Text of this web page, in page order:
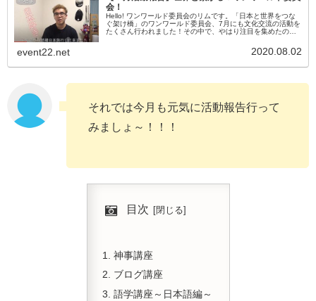
会！
Hello! ワンワールド委員会のリムです。「日本と世界をつな
ぐ架け橋」のワンワールド委員会、7月にも文化交流の活動を
たくさん行われました！その中で、やはり注目を集めたのが
event22.net 2020.08.02
それでは今月も元気に活動報告行って
みましょ～！！！
目次
神事講座
ブログ講座
語学講座～日本語編～